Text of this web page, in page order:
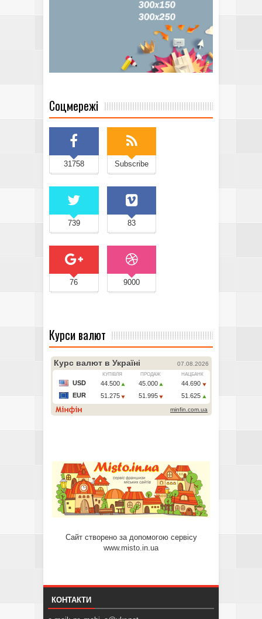
Соцмережі
31758 Subscribe
739 83
76 9000
Курси валют
Сайт створено за допомогою сервісу
www.misto.in.ua
КОНТАКТИ